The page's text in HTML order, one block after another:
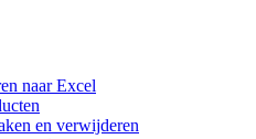
naar Excel
en verwijderen